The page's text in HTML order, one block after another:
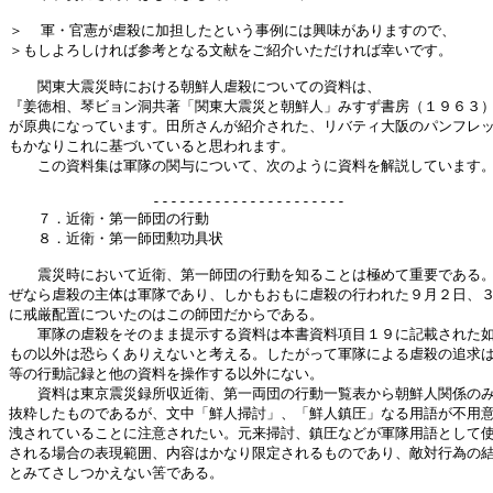
＞  軍・官憲が虐殺に加担したという事例には興味がありますので、
＞もしよろしければ参考となる文献をご紹介いただければ幸いです。
関東大震災時における朝鮮人虐殺についての資料は、
『姜徳相、琴ビョン洞共著「関東大震災と朝鮮人」みすず書房（１９６３）
が原典になっています。田所さんが紹介された、リバティ大阪のパンフレ
もかなりこれに基づいていると思われます。
この資料集は軍隊の関与について、次のように資料を解説しています。
----------------------
７．近衛・第一師団の行動
８．近衛・第一師団勲功具状
震災時において近衛、第一師団の行動を知ることは極めて重要である
ぜなら虐殺の主体は軍隊であり、しかもおもに虐殺の行われた９月２日、
に戒厳配置についたのはこの師団だからである。
軍隊の虐殺をそのまま提示する資料は本書資料項目１９に記載された
もの以外は恐らくありえないと考える。したがって軍隊による虐殺の追求
等の行動記録と他の資料を操作する以外にない。
資料は東京震災録所収近衛、第一両団の行動一覧表から朝鮮人関係の
抜粋したものであるが、文中「鮮人掃討」、「鮮人鎮圧」なる用語が不用
洩されていることに注意されたい。元来掃討、鎮圧などが軍隊用語として
される場合の表現範囲、内容はかなり限定されるものであり、敵対行為の
とみてさしつかえない筈である。